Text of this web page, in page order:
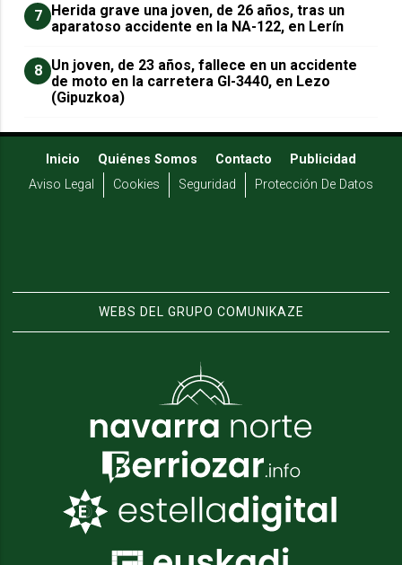
7 Herida grave una joven, de 26 años, tras un
aparatoso accidente en la NA-122, en Lerín
8 Un joven, de 23 años, fallece en un accidente
de moto en la carretera GI-3440, en Lezo
(Gipuzkoa)
Inicio Quiénes Somos Contacto
Publicidad
Aviso Legal
Cookies Seguridad Protección De Datos
WEBS DEL GRUPO COMUNIKAZE